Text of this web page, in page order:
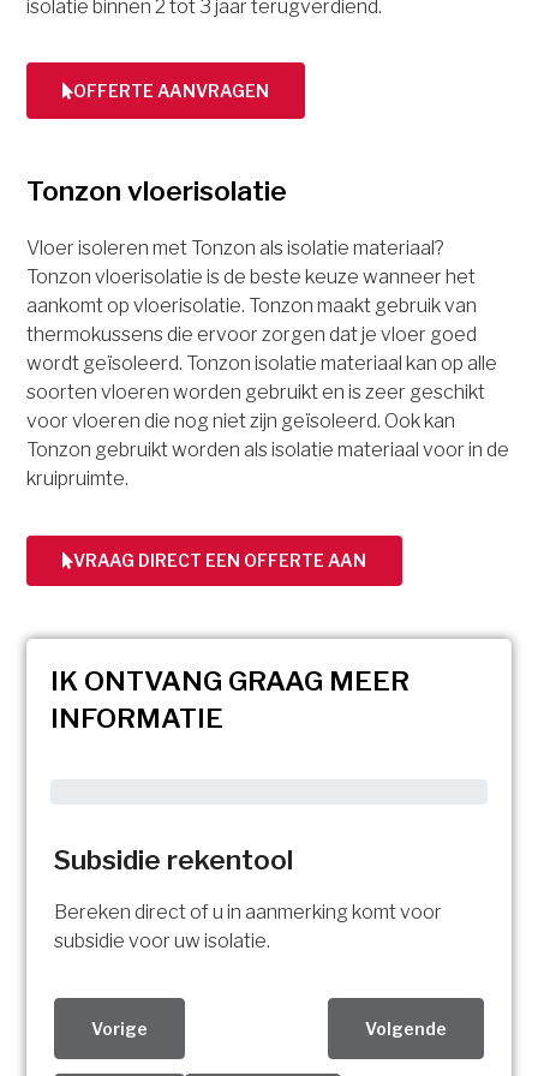
isolatie binnen 2 tot 3 jaar terugverdiend.
OFFERTE AANVRAGEN
Tonzon vloerisolatie
Vloer isoleren met Tonzon als isolatie materiaal?
Tonzon vloerisolatie is de beste keuze wanneer het
aankomt op vloerisolatie. Tonzon maakt gebruik van
thermokussens die ervoor zorgen dat je vloer goed
wordt geïsoleerd. Tonzon isolatie materiaal kan op alle
soorten vloeren worden gebruikt en is zeer geschikt
voor vloeren die nog niet zijn geïsoleerd. Ook kan
Tonzon gebruikt worden als isolatie materiaal voor in de
kruipruimte.
VRAAG DIRECT EEN OFFERTE AAN
IK ONTVANG GRAAG MEER
INFORMATIE
Subsidie rekentool
Bereken direct of u in aanmerking komt voor
subsidie voor uw isolatie.
Vorige Volgende